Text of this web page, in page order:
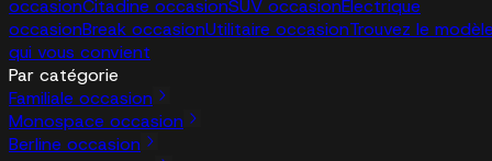
occasionCitadine occasionSUV occasionÉlectrique
occasionBreak occasionUtilitaire occasionTrouvez le
qui vous convient
Par catégorie
Familiale occasion
Monospace occasion
Berline occasion